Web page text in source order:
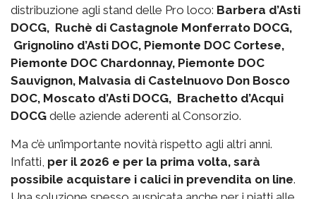
distribuzione agli stand delle Pro loco: Barbera d’Asti
DOCG, Ruchè di Castagnole Monferrato DOCG,
Grignolino d’Asti DOC, Piemonte DOC Cortese,
Piemonte DOC Chardonnay, Piemonte DOC
Sauvignon, Malvasia di Castelnuovo Don Bosco
DOC, Moscato d’Asti DOCG, Brachetto d’Acqui
DOCG delle aziende aderenti al Consorzio.
Ma c’è un’importante novità rispetto agli altri anni.
Infatti, per il 2026 e per la prima volta, sarà
possibile acquistare i calici in prevendita on line.